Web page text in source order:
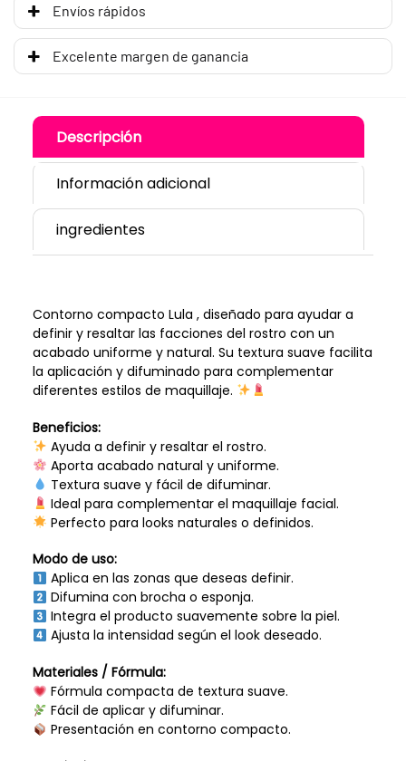
Envíos rápidos
Excelente margen de ganancia
Descripción
Información adicional
ingredientes
Contorno compacto Lula , diseñado para ayudar a
definir y resaltar las facciones del rostro con un
acabado uniforme y natural. Su textura suave facilita
la aplicación y difuminado para complementar
diferentes estilos de maquillaje.
Beneficios:
Ayuda a definir y resaltar el rostro.
Aporta acabado natural y uniforme.
Textura suave y fácil de difuminar.
Ideal para complementar el maquillaje facial.
Perfecto para looks naturales o definidos.
Modo de uso:
Aplica en las zonas que deseas definir.
Difumina con brocha o esponja.
Integra el producto suavemente sobre la piel.
Ajusta la intensidad según el look deseado.
Materiales / Fórmula:
Fórmula compacta de textura suave.
Fácil de aplicar y difuminar.
Presentación en contorno compacto.